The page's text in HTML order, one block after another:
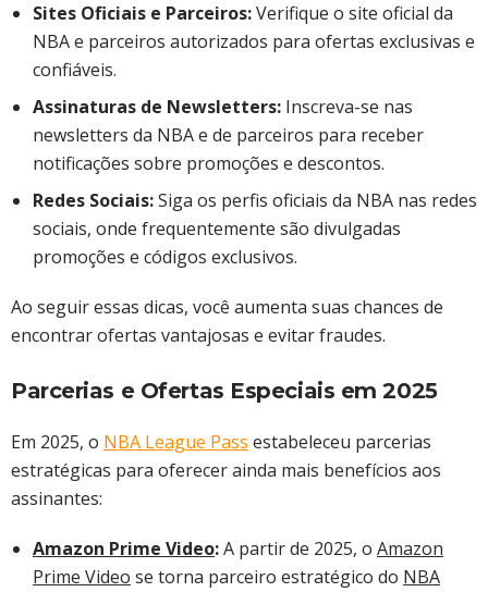
Sites Oficiais e Parceiros:Verifique o site oficial da
NBA e parceiros autorizados para ofertas exclusivas e
confiáveis.​
Assinaturas de Newsletters: Inscreva-se nas
newsletters da NBA e de parceiros para receber
notificações sobre promoções e descontos.​
Redes Sociais:Siga os perfis oficiais da NBA nas redes
sociais, onde frequentemente são divulgadas
promoções e códigos exclusivos.​
Ao seguir essas dicas, você aumenta suas chances de
encontrar ofertas vantajosas e evitar fraudes.​
Parcerias e Ofertas Especiais em 2025
Em 2025, o NBA League Pass estabeleceu parcerias
estratégicas para oferecer ainda mais benefícios aos
assinantes:​
Amazon Prime Video:A partir de 2025, o Amazon
Prime Video se torna parceiro estratégico do NBA